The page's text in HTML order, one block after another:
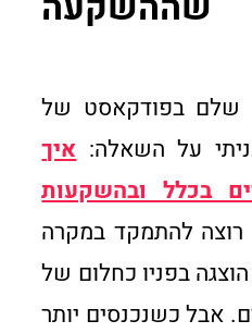
שלם בפודקאסט של
על השאלה: איך
בכלל ובהשקעות
רוצה להתמקד במקרה
בפניו כחלום של
אבל כשנכנסים יותר